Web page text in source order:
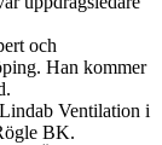
och
Han kommer
Ventilation i
BK.